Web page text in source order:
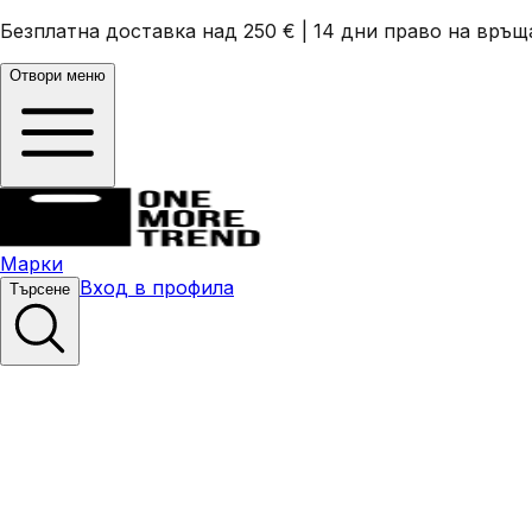
Безплатна доставка над 250 € 14 дни право на
Отвори меню
Марки
Търсене Вход в профила